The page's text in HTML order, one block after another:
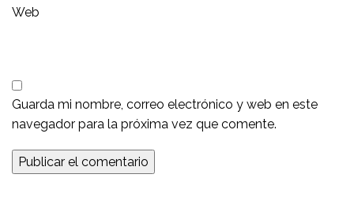
Web
Guarda mi nombre, correo electrónico y web en este
navegador para la próxima vez que comente.